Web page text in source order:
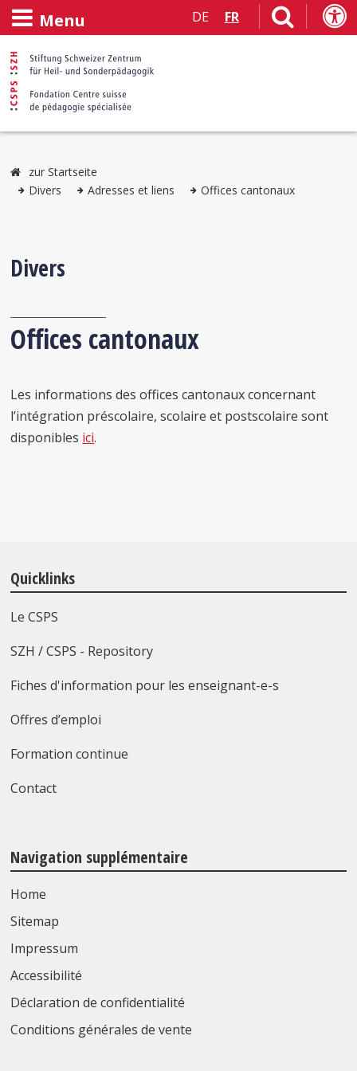
Menu DE FR
zur Startseite
Divers
Adresses et liens Offices cantonaux
Divers
Offices cantonaux
Les informations des offices cantonaux concernant
l’intégration préscolaire, scolaire et postscolaire sont
disponibles ici.
Quicklinks
Le CSPS
SZH / CSPS - Repository
Fiches d'information pour les enseignant-e-s
Offres d’emploi
Formation continue
Contact
Navigation supplémentaire
Home
Sitemap
Impressum
Accessibilité
Déclaration de confidentialité
Conditions générales de vente